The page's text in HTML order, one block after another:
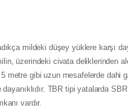
mildeki düşey yüklere karşı
üzerindeki civata
metre gibi uzun mesafelerde
TBR tipi yatalarda
vardır.